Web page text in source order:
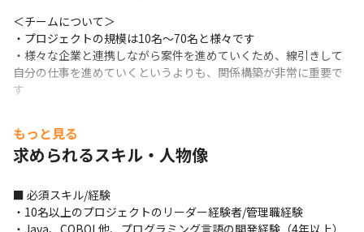
＜チームについて＞
・プロジェクトの規模は10名～70名と様々です
・様々な企業と連携しながら案件を進めていくため、線引きして
自分の仕事を進めていくというよりも、関係構築が非常に重要で
す
・分からないことは自分で調べて進めることができ、技術が好き
な方であれば、研修制度や異動制度が充実しているので、目指す
もっと見る
求められるスキル・人物像
■ 必須スキル/経験
・10名以上のプロジェクトのリーダー経験者/管理職経験
・Java、COBOL他、プログラミング言語の開発経験（4年以上）